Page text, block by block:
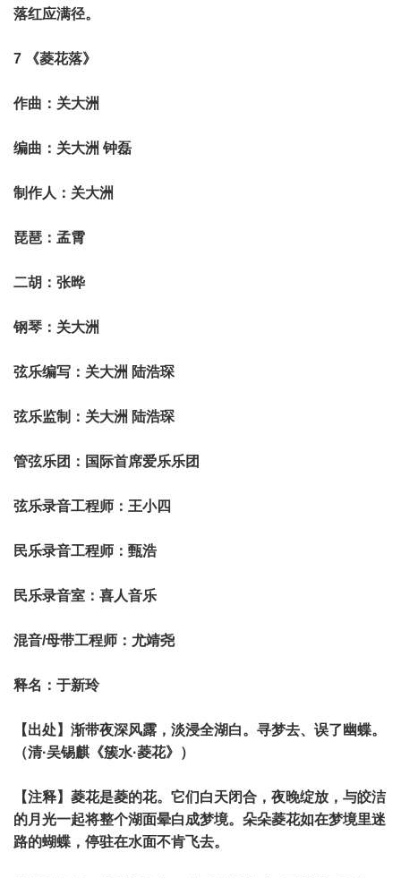
落红应满径。
7 《菱花落》
作曲：关大洲
编曲：关大洲 钟磊
制作人：关大洲
琵琶：孟霄
二胡：张晔
钢琴：关大洲
弦乐编写：关大洲 陆浩琛
弦乐监制：关大洲 陆浩琛
管弦乐团：国际首席爱乐乐团
弦乐录音工程师：王小四
民乐录音工程师：甄浩
民乐录音室：喜人音乐
混音/母带工程师：尤靖尧
释名：于新玲
【出处】渐带夜深风露，淡浸全湖白。寻梦去、误了幽蝶。
（清·吴锡麒《簇水·菱花》）
【注释】菱花是菱的花。它们白天闭合，夜晚绽放，与皎洁
的月光一起将整个湖面晕白成梦境。朵朵菱花如在梦境里迷
路的蝴蝶，停驻在水面不肯飞去。